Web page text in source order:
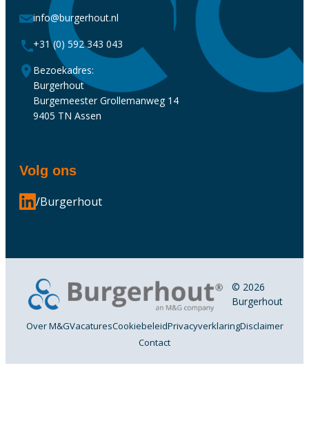
info@burgerhout.nl
+31 (0) 592 343 043
Bezoekadres:
Burgerhout
Burgemeester Grollemanweg 14
9405 TN Assen
Volg ons
/Burgerhout
© 2026
Burgerhout
Over M&GVacaturesCookiebeleidPrivacyverklaringDisclaimer
Contact